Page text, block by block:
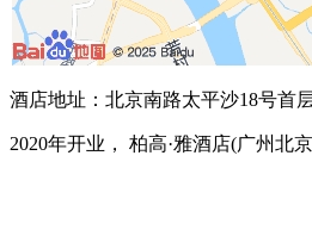
酒店地址：北京南路太平沙18号首
2020年开业， 柏高·雅酒店(广州北